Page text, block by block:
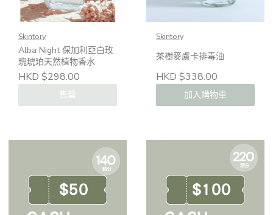
Skintory
Alba Night 保加利亞白玫
瑰琥珀天然植物香水
HKD $298.00
售罄
Skintory
茶樹麥盧卡排毒油
HKD $338.00
加入購物車